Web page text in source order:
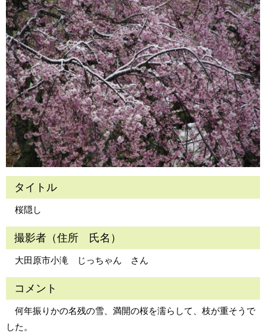
タイトル
桜隠し
撮影者（住所 氏名）
大田原市小滝 じっちゃん さん
コメント
何年振りかの名残の雪、満開の桜を濡らして、枝が重そうで
した。